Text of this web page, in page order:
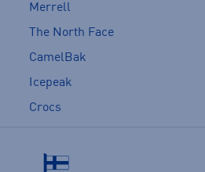
Merrell
The North Face
CamelBak
Icepeak
Crocs